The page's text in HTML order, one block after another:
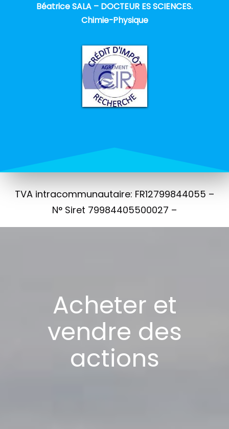
Béatrice SALA – DOCTEUR ES SCIENCES.
Chimie-Physique
TVA intracommunautaire: FR12799844055 –
N° Siret 79984405500027 –
Acheter et
vendre des
actions